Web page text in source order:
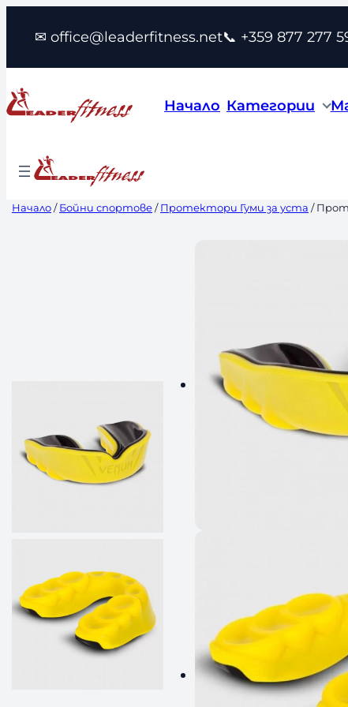
съдържанието
✉ office@leaderfitness.net📞 +359 877 277
Начало Категории
Начало/Бойни спортове/Протектори Гуми за уста /